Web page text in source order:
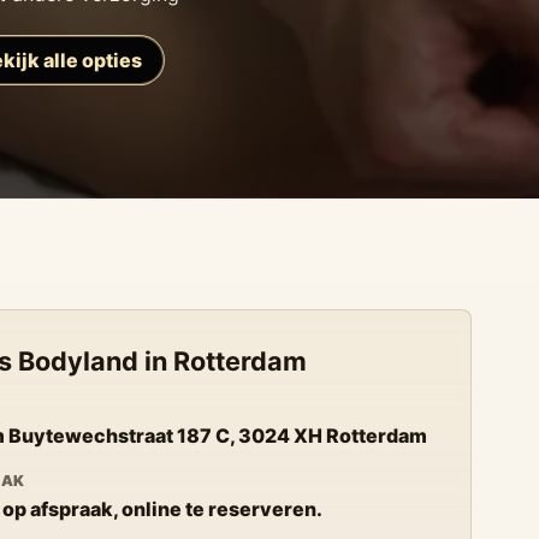
alle opties
Bodyland in Rotterdam
Buytewechstraat 187 C, 3024 XH Rotterdam
afspraak, online te reserveren.